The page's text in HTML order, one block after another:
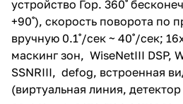
детектор движения, детектор
внешнего воздействия), H.264,
M- JPEG, 60к/сек, 10/100 Base-T
Ethernet, аудио : 1вх / 1 вых.,
SDXC-порт для карты записи,
поддержка NAS,
аудиодетектор, RS-485,
питание 24V AC, 75W,
устройство Гор. 360˚
+90˚), скорость поворота по
вручную 0.1˚/сек ~ 40˚/сек;
маскинг зон, WiseNetIII DSP,
SSNRIII, defog, встроенная
(виртуальная линия,